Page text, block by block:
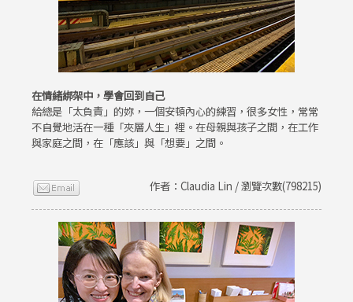
在情緒綁架中，學會回到自己
給總是「太負責」的妳，一個安頓內心的練習，很多女性，常常
不自覺地活在一種「夾層人生」裡。在母親與孩子之間，在工作
與家庭之間，在「應該」與「想要」之間。
作者：Claudia Lin / 瀏覽次數(798215)